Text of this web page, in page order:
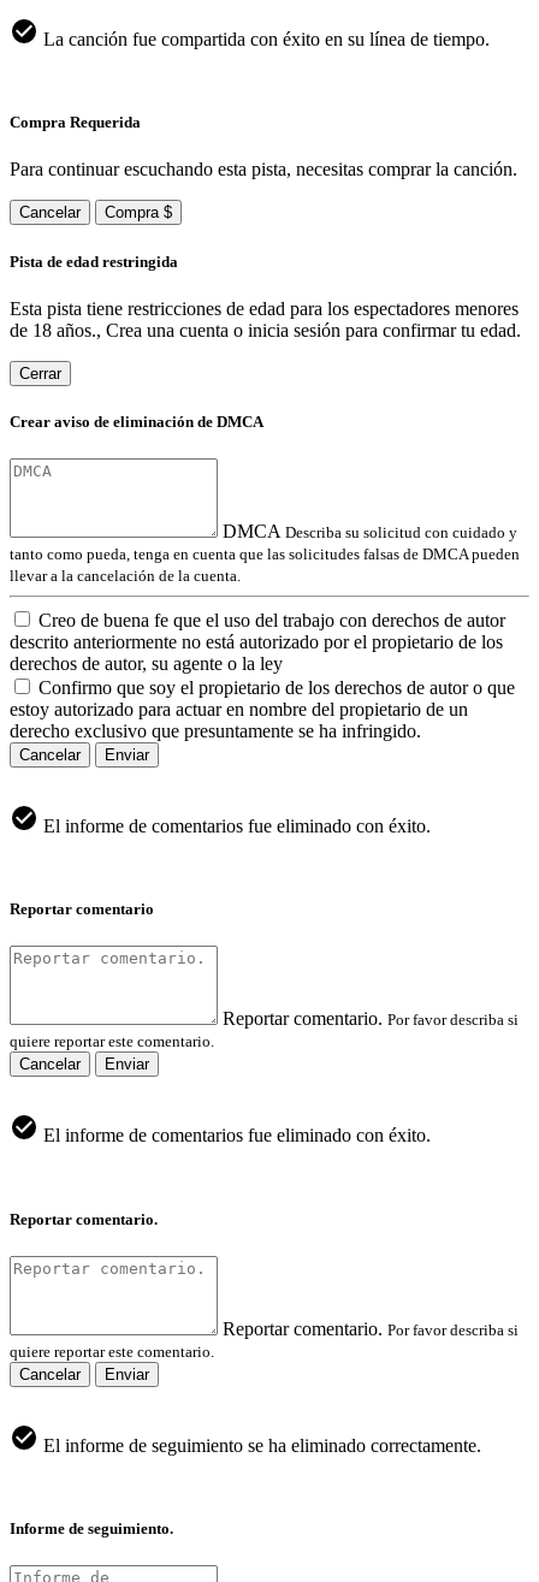
La canción fue compartida con éxito en su línea de tiempo.
Compra Requerida
Para continuar escuchando esta pista, necesitas comprar la canción.
Cancelar Compra $
Pista de edad restringida
Esta pista tiene restricciones de edad para los espectadores menores
de 18 años., Crea una cuenta o inicia sesión para confirmar tu edad.
Cerrar
Crear aviso de eliminación de DMCA
DMCA Describa su solicitud con cuidado y
tanto como pueda, tenga en cuenta que las solicitudes falsas de DMCA pueden
llevar a la cancelación de la cuenta.
Creo de buena fe que el uso del trabajo con derechos de autor
descrito anteriormente no está autorizado por el propietario de los
derechos de autor, su agente o la ley
Confirmo que soy el propietario de los derechos de autor o que
estoy autorizado para actuar en nombre del propietario de un
derecho exclusivo que presuntamente se ha infringido.
Cancelar Enviar
El informe de comentarios fue eliminado con éxito.
Reportar comentario
Reportar comentario. Por favor describa si
quiere reportar este comentario.
Cancelar
Enviar
El informe de comentarios fue eliminado con éxito.
Reportar comentario.
Reportar comentario. Por favor describa si
quiere reportar este comentario.
Cancelar
Enviar
El informe de seguimiento se ha eliminado correctamente.
Informe de seguimiento.